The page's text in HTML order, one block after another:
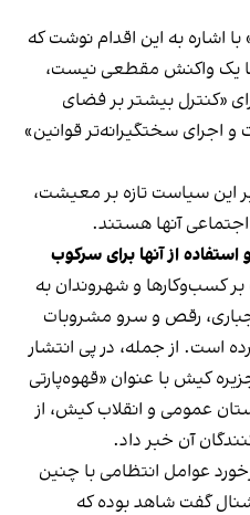
اشاره به این اقدام نوشت که
یک واکنش مقطعی نیست،
«کنترل بیشتر بر فضای
و اجرای سختگیرانه‌تر قوانین»
این سیاست‌ تازه بر معیشت،
آنها هستند.
از آنها برای سرکوب
کسب‌وکارها و شهروندان به
رقص و سرو مشروبات
است. از جمله، در پی انتشار
کیش با عنوان «قهوه‌پارتی
عمومی و انقلاب کیش، از
آن خبر داد.
عوامل انتظامی با چنین
گفت شاهد بوده که